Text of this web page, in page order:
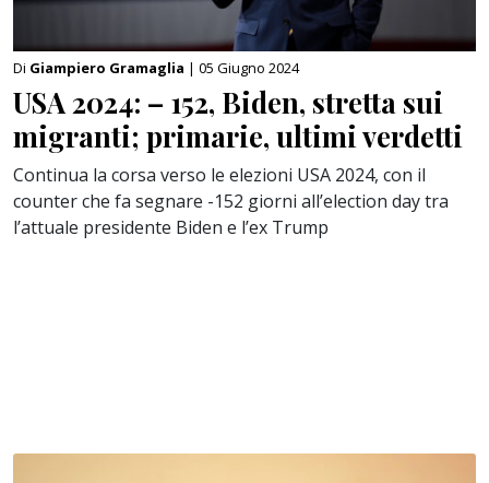
Di Giampiero Gramaglia | 05 Giugno 2024
USA 2024: – 152, Biden, stretta sui
migranti; primarie, ultimi verdetti
Continua la corsa verso le elezioni USA 2024, con il
counter che fa segnare -152 giorni all’election day tra
l’attuale presidente Biden e l’ex Trump